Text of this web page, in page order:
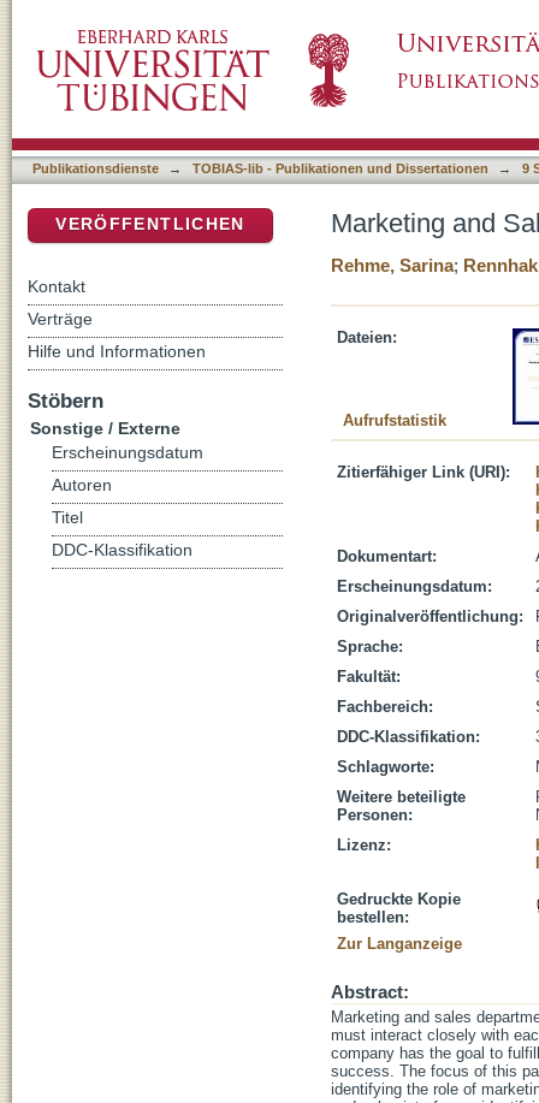
Publikationsdienste → TOBIAS-lib - Publikationen und Dissertationen → 9
Marketing and
Rehme, Sarina;
Dateien:
Aufrufstatistik
Zitierfähiger Link (URI):
Dokumentart:
Erscheinungsdatum:
Originalveröffentlichung:
Sprache:
Fakultät:
Fachbereich:
DDC-Klassifikation:
Schlagworte:
Weitere beteiligte
Personen:
Lizenz:
Gedruckte Kopie
bestellen:
Zur Langanzeige
Abstract:
Marketing and sales
must interact closely with
company has the goal to
success. The focus of this
identifying the role of
VERÖFFENTLICHEN
Kontakt
Verträge
Hilfe und Informationen
Stöbern
Sonstige / Externe
Erscheinungsdatum
Autoren
Titel
DDC-Klassifikation